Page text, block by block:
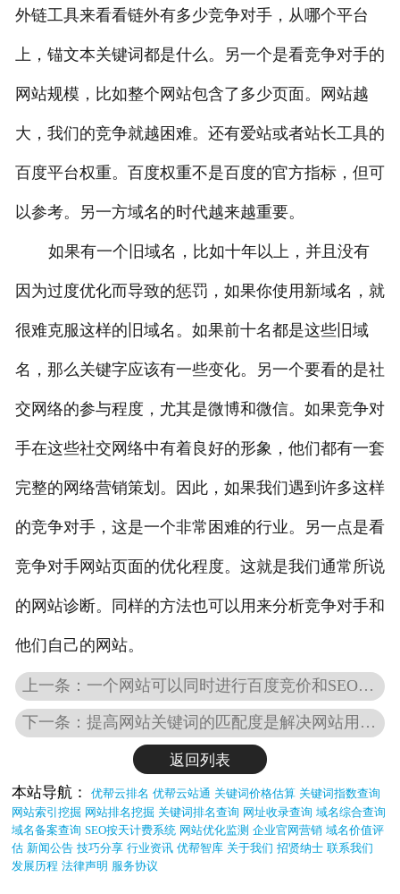
外链工具来看看链外有多少竞争对手，从哪个平台
上，锚文本关键词都是什么。另一个是看竞争对手的
网站规模，比如整个网站包含了多少页面。网站越
大，我们的竞争就越困难。还有爱站或者站长工具的
百度平台权重。百度权重不是百度的官方指标，但可
以参考。另一方域名的时代越来越重要。
如果有一个旧域名，比如十年以上，并且没有
因为过度优化而导致的惩罚，如果你使用新域名，就
很难克服这样的旧域名。如果前十名都是这些旧域
名，那么关键字应该有一些变化。另一个要看的是社
交网络的参与程度，尤其是微博和微信。如果竞争对
手在这些社交网络中有着良好的形象，他们都有一套
完整的网络营销策划。因此，如果我们遇到许多这样
的竞争对手，这是一个非常困难的行业。另一点是看
竞争对手网站页面的优化程度。这就是我们通常所说
的网站诊断。同样的方法也可以用来分析竞争对手和
他们自己的网站。
上一条：一个网站可以同时进行百度竞价和SEO优化吗？
下一条：提高网站关键词的匹配度是解决网站用户需求的重要指标
返回列表
本站导航：
优帮云排名 优帮云站通 关键词价格估算 关键词指数查询
网站索引挖掘 网站排名挖掘 关键词排名查询 网址收录查询 域名综合查询
域名备案查询 SEO按天计费系统 网站优化监测 企业官网营销 域名价值评
估 新闻公告 技巧分享 行业资讯 优帮智库 关于我们 招贤纳士 联系我们
发展历程 法律声明 服务协议